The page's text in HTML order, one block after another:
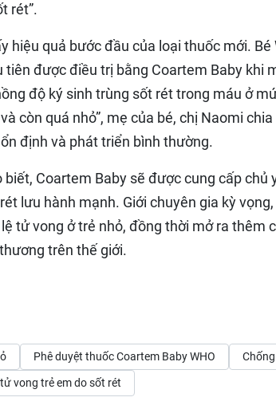
rét”.
hiệu quả bước đầu của loại thuốc mới. Bé
tiên được điều trị bằng Coartem Baby khi
độ ký sinh trùng sốt rét trong máu ở
còn quá nhỏ”, mẹ của bé, chị Naomi
định và phát triển bình thường.
Coartem Baby sẽ được cung cấp chủ
lưu hành mạnh. Giới chuyên gia kỳ
tử vong ở trẻ nhỏ, đồng thời mở ra thêm
trên thế giới.
Phê duyệt thuốc Coartem Baby WHO
vong trẻ em do sốt rét